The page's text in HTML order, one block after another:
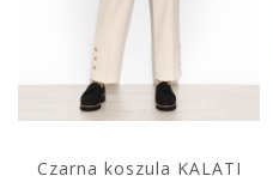
Czarna koszula KALATI